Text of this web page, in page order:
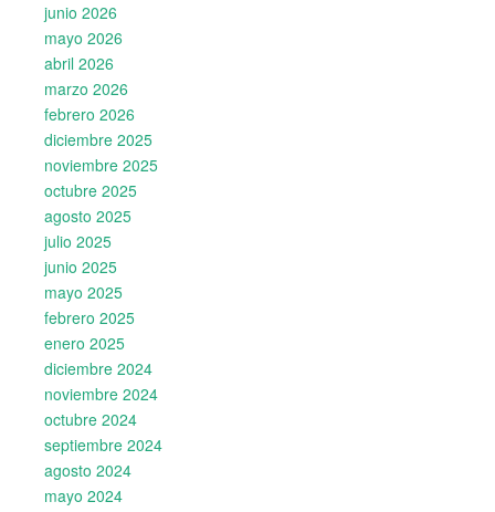
junio 2026
mayo 2026
abril 2026
marzo 2026
febrero 2026
diciembre 2025
noviembre 2025
octubre 2025
agosto 2025
julio 2025
junio 2025
mayo 2025
febrero 2025
enero 2025
diciembre 2024
noviembre 2024
octubre 2024
septiembre 2024
agosto 2024
mayo 2024